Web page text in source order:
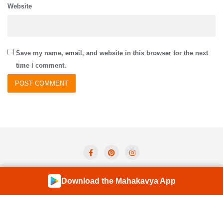
Website
Save my name, email, and website in this browser for the next
time I comment.
Privacy Policy
Shloka of the Day
Forum
Download the Mahakavya App